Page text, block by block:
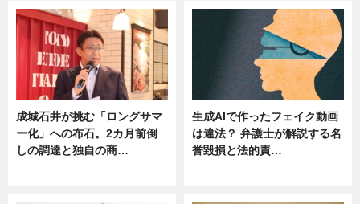
成城石井が挑む「ロングサマ
ー化」への布石。2カ月前倒
しの調達と独自の商…
生成AIで作ったフェイク動画
は違法？ 弁護士が解説する名
誉毀損と法的責…